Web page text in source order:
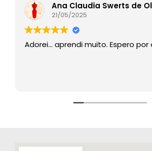
Ana Claudia Swerts de
21/05/2025
Adorei… aprendi muito.